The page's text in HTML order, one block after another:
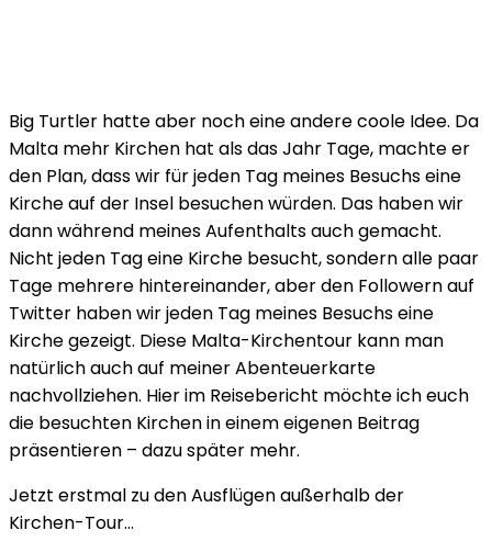
Big Turtler hatte aber noch eine andere coole Idee. Da
Malta mehr Kirchen hat als das Jahr Tage, machte er
den Plan, dass wir für jeden Tag meines Besuchs eine
Kirche auf der Insel besuchen würden. Das haben wir
dann während meines Aufenthalts auch gemacht.
Nicht jeden Tag eine Kirche besucht, sondern alle paar
Tage mehrere hintereinander, aber den Followern auf
Twitter haben wir jeden Tag meines Besuchs eine
Kirche gezeigt. Diese Malta-Kirchentour kann man
natürlich auch auf meiner Abenteuerkarte
nachvollziehen. Hier im Reisebericht möchte ich euch
die besuchten Kirchen in einem eigenen Beitrag
präsentieren – dazu später mehr.
Jetzt erstmal zu den Ausflügen außerhalb der
Kirchen-Tour…